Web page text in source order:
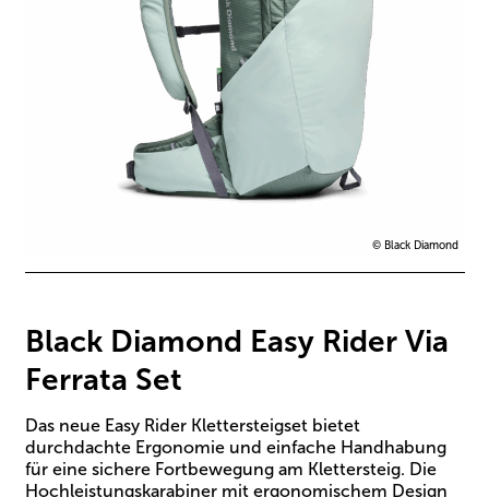
© Black Diamond
Black Diamond Easy Rider Via
Ferrata Set
Das neue Easy Rider Klettersteigset bietet
durchdachte Ergonomie und einfache Handhabung
für eine sichere Fortbewegung am Klettersteig. Die
Hochleistungskarabiner mit ergonomischem Design